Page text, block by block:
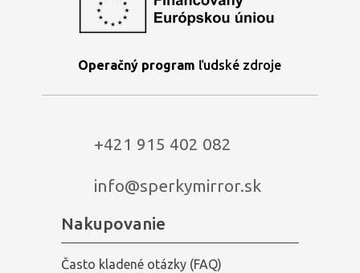
Operačný program ľudské zdroje
+421 915 402 082
info@sperkymirror.sk
Nakupovanie
Často kladené otázky (FAQ)